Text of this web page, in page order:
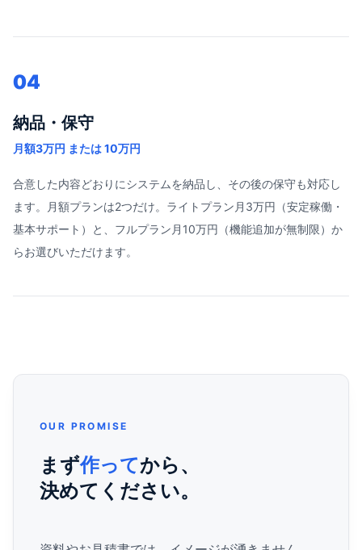
04
納品・保守
月額3万円 または 10万円
合意した内容どおりにシステムを納品し、その後の保守も対応し
ます。月額プランは2つだけ。ライトプラン月3万円（安定稼働・
基本サポート）と、フルプラン月10万円（機能追加が無制限）か
らお選びいただけます。
OUR PROMISE
まず作ってから、
決めてください。